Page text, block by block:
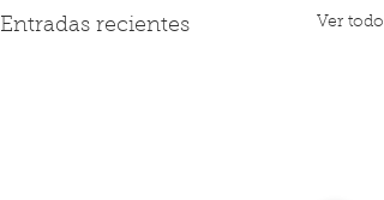
Entradas recientes Ver todo